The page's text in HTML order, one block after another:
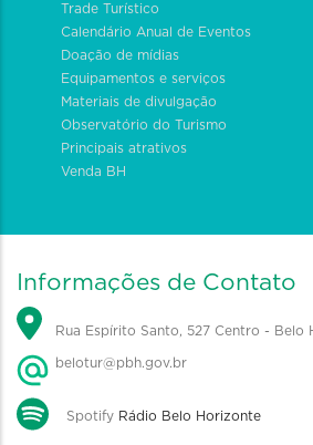
Trade Turístico
Calendário Anual de Eventos
Doação de mídias
Equipamentos e serviços
Materiais de divulgação
Observatório do Turismo
Principais atrativos
Venda BH
Informações de Contato
Rua Espírito Santo, 527 Centro - Belo
belotur@pbh.gov.br
Spotify Rádio Belo Horizonte